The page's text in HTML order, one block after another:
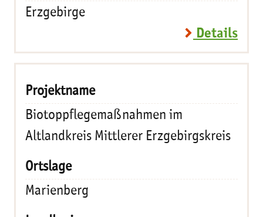
Erzgebirge
Details
Biotoppflegemaßnahmen im
Altlandkreis Mittlerer Erzgebirgskreis
Marienberg